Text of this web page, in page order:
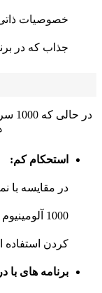
خصوصیات
جذاب که در
در
استحکام کم:
1000
کردن استفاده
برنامه های با